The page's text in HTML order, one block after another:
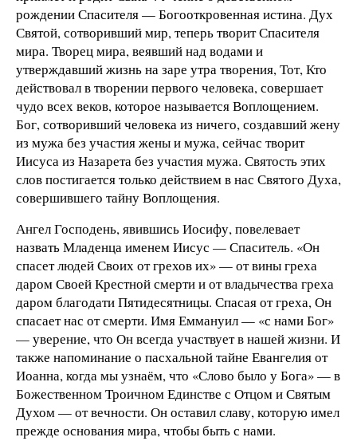
рождении Спасителя — Богооткровенная истина. Дух
Святой, сотворивший мир, теперь творит Спасителя
мира. Творец мира, веявший над водами и
утверждавший жизнь на заре утра творения, Тот, Кто
действовал в творении первого человека, совершает
чудо всех веков, которое называется Воплощением.
Бог, сотворивший человека из ничего, создавший жену
из мужа без участия жены и мужа, сейчас творит
Иисуса из Назарета без участия мужа. Святость этих
слов постигается только действием в нас Святого Духа,
совершившего тайну Воплощения.
Ангел Господень, явившись Иосифу, повелевает
назвать Младенца именем Иисус — Спаситель. «Он
спасет людей Своих от грехов их» — от вины греха
даром Своей Крестной смерти и от владычества греха
даром благодати Пятидесятницы. Спасая от греха, Он
спасает нас от смерти. Имя Еммануил — «с нами Бог»
— уверение, что Он всегда участвует в нашей жизни. И
также напоминание о пасхальной тайне Евангелия от
Иоанна, когда мы узнаём, что «Слово было у Бога» — в
Божественном Троичном Единстве с Отцом и Святым
Духом — от вечности. Он оставил славу, которую имел
прежде основания мира, чтобы быть с нами.